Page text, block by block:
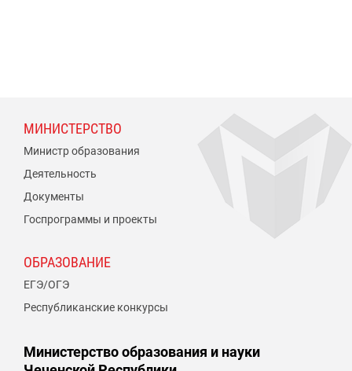
МИНИСТЕРСТВО
Министр образования
Деятельность
Документы
Госпрограммы и проекты
ОБРАЗОВАНИЕ
ЕГЭ/ОГЭ
Республиканские конкурсы
Министерство образования и науки